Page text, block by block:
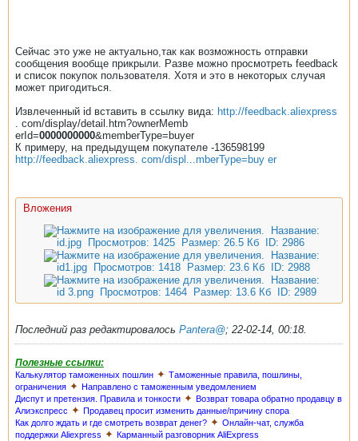
Сейчас это уже не актуально,так как возможность отправки
сообщения вообще прикрыли. Разве можно просмотреть feedback
и список покупок пользователя. Хотя и это в некоторых случая
может пригодиться.
Извлеченный id вставить в ссылку вида: http://feedback.aliexpress
. com/display/detail.htm?ownerMemb
erId=0000000000&memberType=buyer ​
К примеру, на предыдущем покупателе -136598199
http://feedback.aliexpress. com/displ...mberType=buy er
Вложения
Последний раз редактировалось Pantera@; 22-02-14, 00:18
Полезные ссылки:
Калькулятор таможенных пошлин ✦ Таможенные правила, пошлины,
ограничения ✦ Направлено с таможенным уведомлением
Диспут и претензия. Правила и тонкости ✦ Возврат товара обратно продавцу в
Алиэкспресс ✦ Продавец просит изменить данные/причину спора
Как долго ждать и где смотреть возврат денег? ✦ Онлайн-чат, служба
поддержки Aliexpress ✦ Карманный разговорник AliExpress